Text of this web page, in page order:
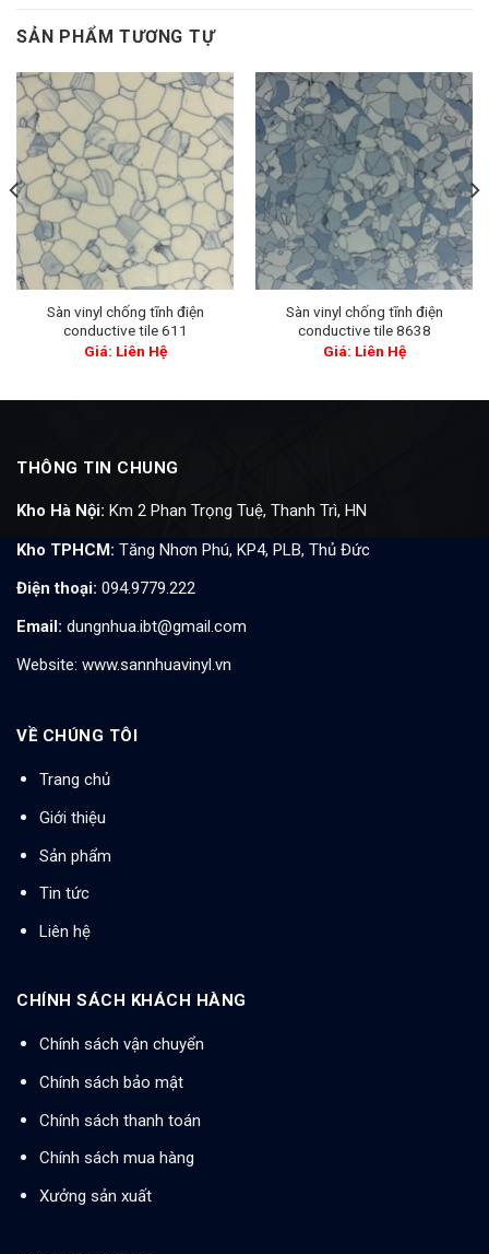
SẢN PHẨM TƯƠNG TỰ
Sàn vinyl chống tĩnh điện
conductive tile 611
Giá: Liên Hệ
Sàn vinyl chống tĩnh điện
conductive tile 8638
Giá: Liên Hệ
THÔNG TIN CHUNG
Kho Hà Nội: Km 2 Phan Trọng Tuệ, Thanh Trì, HN
Kho TPHCM: Tăng Nhơn Phú, KP4, PLB, Thủ Đức
Điện thoại: 094.9779.222
Email: dungnhua.ibt@gmail.com
Website: www.sannhuavinyl.vn
VỀ CHÚNG TÔI
Trang chủ
Giới thiệu
Sản phẩm
Tin tức
Liên hệ
CHÍNH SÁCH KHÁCH HÀNG
Chính sách vận chuyển
Chính sách bảo mật
Chính sách thanh toán
Chính sách mua hàng
Xưởng sản xuất